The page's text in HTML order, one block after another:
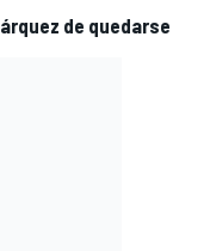
de quedarse